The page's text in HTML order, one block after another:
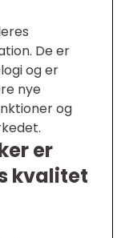
De er
og er
nye
og
er
kvalitet